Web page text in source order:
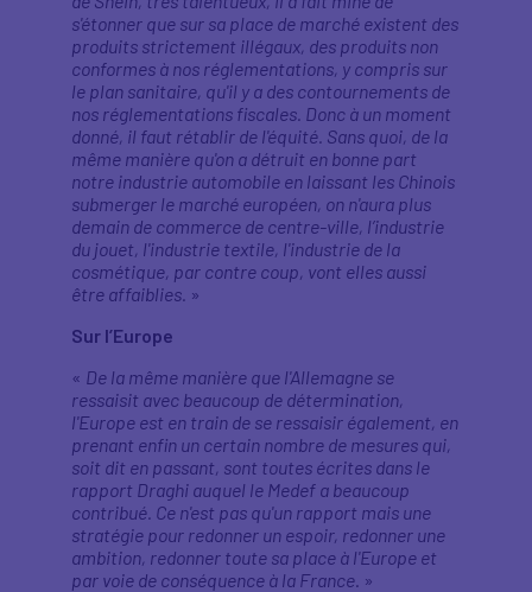
s'étonner que sur sa place de marché existent des
produits strictement illégaux, des produits non
conformes à nos réglementations, y compris sur
le plan sanitaire, qu'il y a des contournements de
nos réglementations fiscales. Donc à un moment
donné, il faut rétablir de l'équité. Sans quoi, de la
même manière qu'on a détruit en bonne part
notre industrie automobile en laissant les Chinois
submerger le marché européen, on n'aura plus
demain de commerce de centre-ville, l’industrie
du jouet, l'industrie textile, l'industrie de la
cosmétique, par contre coup, vont elles aussi
être affaiblies. »
Sur l’Europe
« De la même manière que l'Allemagne se
ressaisit avec beaucoup de détermination,
l'Europe est en train de se ressaisir également, en
prenant enfin un certain nombre de mesures qui,
soit dit en passant, sont toutes écrites dans le
rapport Draghi auquel le Medef a beaucoup
contribué. Ce n'est pas qu'un rapport mais une
stratégie pour redonner un espoir, redonner une
ambition, redonner toute sa place à l'Europe et
par voie de conséquence à la France. »